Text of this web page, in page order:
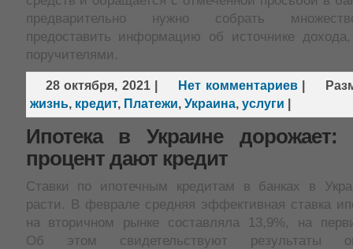
предварительно нужно собрать
предоставить информацию об источнике
поручителями.
28 октября, 2021| Нет комментариев
жизнь, кредит, Платежи, Украина, услуги
Ипотека в Украине дорожает:
процент дают кредит
Ставки по ипотечным кредитам в банках в
расти. В феврале средняя эффективная ставка
на вторичном рынке составляла 13,9%, на
Об этом свидетельствуют результаты